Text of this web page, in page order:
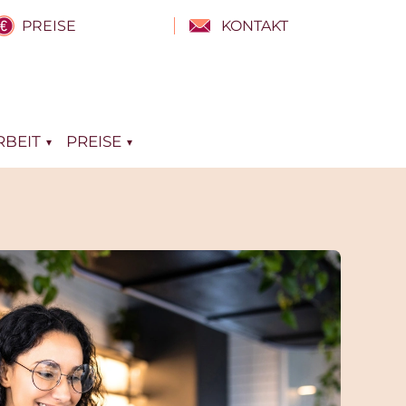
PREISE KONTAKT
PREISE